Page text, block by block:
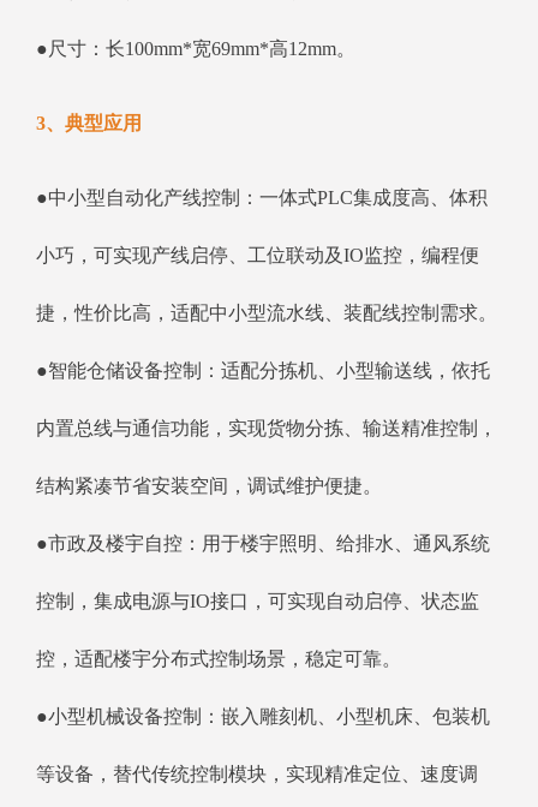
●尺寸：长100mm*宽69mm*高12mm。
3、典型应用
●中小型自动化产线控制：一体式PLC集成度高、体积
小巧，可实现产线启停、工位联动及IO监控，编程便
捷，性价比高，适配中小型流水线、装配线控制需求。
●智能仓储设备控制：适配分拣机、小型输送线，依托
内置总线与通信功能，实现货物分拣、输送精准控制，
结构紧凑节省安装空间，调试维护便捷。
●市政及楼宇自控：用于楼宇照明、给排水、通风系统
控制，集成电源与IO接口，可实现自动启停、状态监
控，适配楼宇分布式控制场景，稳定可靠。
●小型机械设备控制：嵌入雕刻机、小型机床、包装机
等设备，替代传统控制模块，实现精准定位、速度调